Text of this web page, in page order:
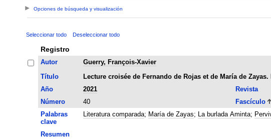
Opciones de búsqueda y visualización
Seleccionar todo Deseleccionar todo
Registro
Autor
Guerry, François-Xavier
Título
Lecture croisée de Fernando de Rojas et de María de
Año
2021 Revista
Número
40 Fascículo
Palabras
clave
Literatura comparada; María de Zayas; La burlada Aminta;
Resumen